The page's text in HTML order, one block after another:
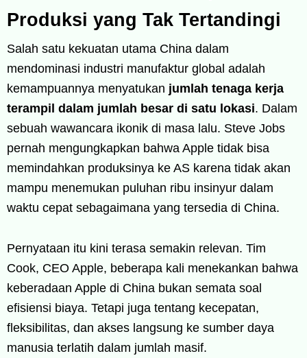
Produksi yang Tak Tertandingi
Salah satu kekuatan utama China dalam
mendominasi industri manufaktur global adalah
kemampuannya menyatukan jumlah tenaga kerja
terampil dalam jumlah besar di satu lokasi. Dalam
sebuah wawancara ikonik di masa lalu. Steve Jobs
pernah mengungkapkan bahwa Apple tidak bisa
memindahkan produksinya ke AS karena tidak akan
mampu menemukan puluhan ribu insinyur dalam
waktu cepat sebagaimana yang tersedia di China.
Pernyataan itu kini terasa semakin relevan. Tim
Cook, CEO Apple, beberapa kali menekankan bahwa
keberadaan Apple di China bukan semata soal
efisiensi biaya. Tetapi juga tentang kecepatan,
fleksibilitas, dan akses langsung ke sumber daya
manusia terlatih dalam jumlah masif.